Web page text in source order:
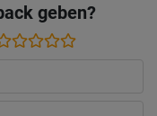
geben?